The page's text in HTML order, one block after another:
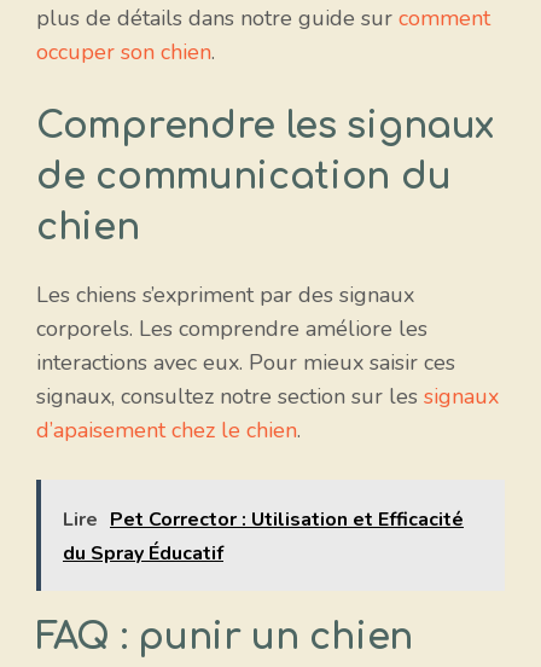
plus de détails dans notre guide sur comment
occuper son chien.
Comprendre les signaux
de communication du
chien
Les chiens s’expriment par des signaux
corporels. Les comprendre améliore les
interactions avec eux. Pour mieux saisir ces
signaux, consultez notre section sur les signaux
d’apaisement chez le chien.
Lire Pet Corrector : Utilisation et Efficacité
du Spray Éducatif
FAQ : punir un chien